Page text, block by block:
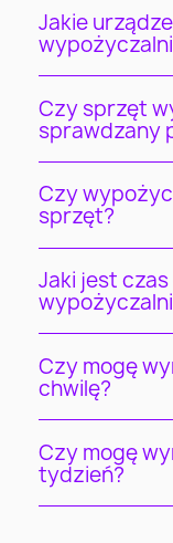
Jakie
Czy sprzęt
sprawdzany
Czy
sprzęt?
Jaki jest
Czy mogę
chwilę?
Czy mogę
tydzień?